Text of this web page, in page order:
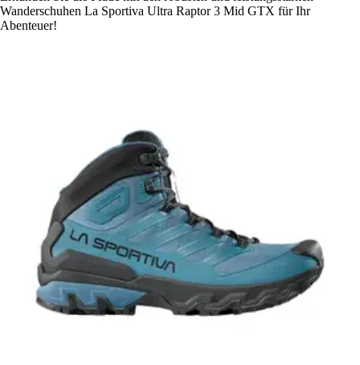
Wanderschuhen La Sportiva Ultra Raptor 3 Mid GTX für Ihr
Abenteuer!